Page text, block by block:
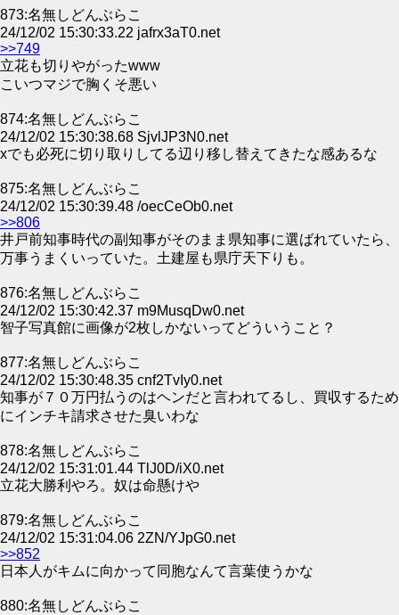
873:名無しどんぶらこ
24/12/02 15:30:33.22 jafrx3aT0.net
>>749
立花も切りやがったwww
こいつマジで胸くそ悪い
874:名無しどんぶらこ
24/12/02 15:30:38.68 SjvlJP3N0.net
xでも必死に切り取りしてる辺り移し替えてきたな感あるな
875:名無しどんぶらこ
24/12/02 15:30:39.48 /oecCeOb0.net
>>806
井戸前知事時代の副知事がそのまま県知事に選ばれていたら、
万事うまくいっていた。土建屋も県庁天下りも。
876:名無しどんぶらこ
24/12/02 15:30:42.37 m9MusqDw0.net
智子写真館に画像が2枚しかないってどういうこと？
877:名無しどんぶらこ
24/12/02 15:30:48.35 cnf2TvIy0.net
知事が７０万円払うのはヘンだと言われてるし、買収するため
にインチキ請求させた臭いわな
878:名無しどんぶらこ
24/12/02 15:31:01.44 TlJ0D/iX0.net
立花大勝利やろ。奴は命懸けや
879:名無しどんぶらこ
24/12/02 15:31:04.06 2ZN/YJpG0.net
>>852
日本人がキムに向かって同胞なんて言葉使うかな
880:名無しどんぶらこ